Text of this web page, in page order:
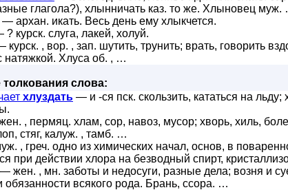
глагола?), хлынничать каз. то же. Хлыновец муж.
— архан. икать. Весь день ему хлыкчется.
? курск. слуга, лакей, холуй.
курск. , вор. , зап. шутить, трунить; врать, говорить
натяжкой. Хлуса об. , …
слова:
хлуздать — и -ся пск. скользить, кататься на льду;
, пермяц. хлам, сор, навоз, мусор; хворь, хиль,
стяг, калуж. , тамб. …
, греч. одно из химических начал, основ, в
при действии хлора на безводный спирт,
— жен. , мн. заботы и недосуги, разные дела; возня и
обязанности всякого рода. Брань, ссора. …